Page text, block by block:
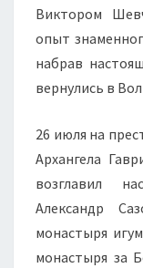
Виктором
опыт
набрав
вернулись в
26 июля на
Архангела
возглавил
Александр
монастыря
монастыря за